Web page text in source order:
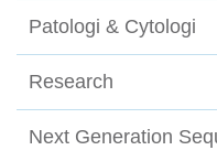
Patologi & Cytologi
Research
Next Generation